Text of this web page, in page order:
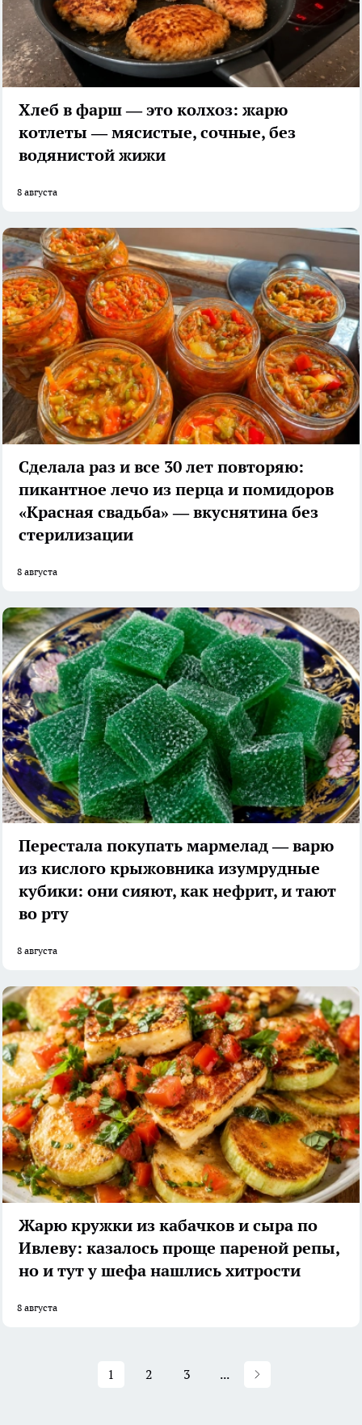
Хлеб в фарш — это колхоз: жарю
котлеты — мясистые, сочные, без
водянистой жижи
8 августа
Сделала раз и все 30 лет повторяю:
пикантное лечо из перца и помидоров
«Красная свадьба» — вкуснятина без
стерилизации
8 августа
Перестала покупать мармелад — варю
из кислого крыжовника изумрудные
кубики: они сияют, как нефрит, и тают
во рту
8 августа
Жарю кружки из кабачков и сыра по
Ивлеву: казалось проще пареной репы,
но и тут у шефа нашлись хитрости
8 августа
1 2 3 ...